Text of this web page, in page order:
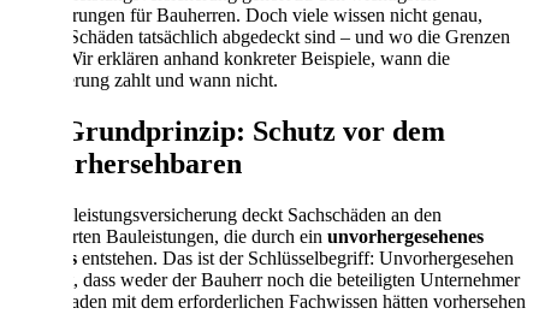
Absicherungen für Bauherren. Doch viele wissen nicht genau,
welche Schäden tatsächlich abgedeckt sind – und wo die Grenzen
liegen. Wir erklären anhand konkreter Beispiele, wann die
Versicherung zahlt und wann nicht.
Das Grundprinzip: Schutz vor dem
Unvorhersehbaren
Die Bauleistungsversicherung deckt Sachschäden an den
versicherten Bauleistungen, die durch ein unvorhergesehenes
Ereignis entstehen. Das ist der Schlüsselbegriff: Unvorhergesehen
bedeutet, dass weder der Bauherr noch die beteiligten Unternehmer
den Schaden mit dem erforderlichen Fachwissen hätten vorhersehen